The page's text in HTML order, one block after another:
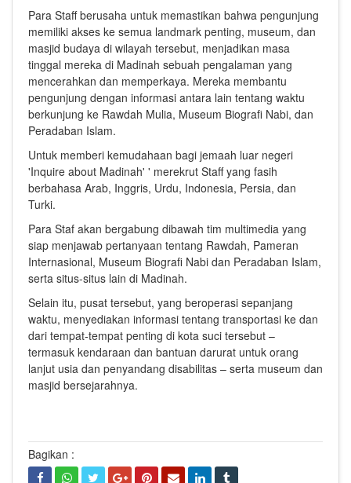
Para Staff berusaha untuk memastikan bahwa pengunjung
memiliki akses ke semua landmark penting, museum, dan
masjid budaya di wilayah tersebut, menjadikan masa
tinggal mereka di Madinah sebuah pengalaman yang
mencerahkan dan memperkaya. Mereka membantu
pengunjung dengan informasi antara lain tentang waktu
berkunjung ke Rawdah Mulia, Museum Biografi Nabi, dan
Peradaban Islam.
Untuk memberi kemudahaan bagi jemaah luar negeri
'Inquire about Madinah' ' merekrut Staff yang fasih
berbahasa Arab, Inggris, Urdu, Indonesia, Persia, dan
Turki.
Para Staf akan bergabung dibawah tim multimedia yang
siap menjawab pertanyaan tentang Rawdah, Pameran
Internasional, Museum Biografi Nabi dan Peradaban Islam,
serta situs-situs lain di Madinah.
Selain itu, pusat tersebut, yang beroperasi sepanjang
waktu, menyediakan informasi tentang transportasi ke dan
dari tempat-tempat penting di kota suci tersebut –
termasuk kendaraan dan bantuan darurat untuk orang
lanjut usia dan penyandang disabilitas – serta museum dan
masjid bersejarahnya.
Bagikan :